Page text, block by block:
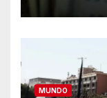
MUNDO